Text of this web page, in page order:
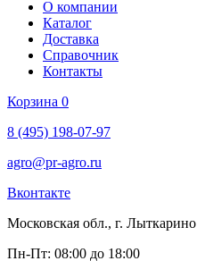
О компании
Каталог
Доставка
Справочник
Контакты
Корзина 0
8 (495) 198-07-97
agro@pr-agro.ru
Вконтакте
Московская обл., г. Лыткарино
Пн-Пт: 08:00 до 18:00